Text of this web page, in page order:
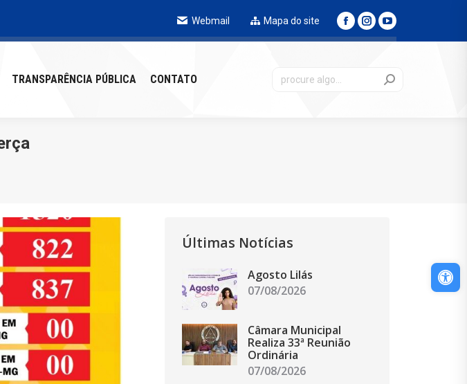
Webmail Mapa do site
TRANSPARÊNCIA PÚBLICA CONTATO
Últimas Notícias
Agosto Lilás
07/08/2026
Câmara Municipal
Realiza 33ª Reunião
Ordinária
07/08/2026
CONTATO